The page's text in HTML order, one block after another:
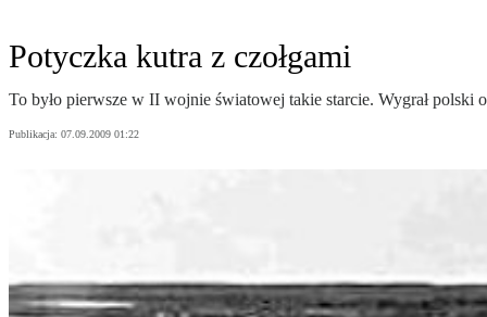
Potyczka kutra z czołgami
To było pierwsze w II wojnie światowej takie starcie. Wygrał polski
Publikacja: 07.09.2009 01:22